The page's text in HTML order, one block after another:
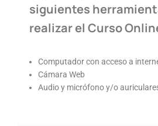
siguientes
realizar el Curso
Computador con acceso a
Cámara Web
Audio y micrófono y/o